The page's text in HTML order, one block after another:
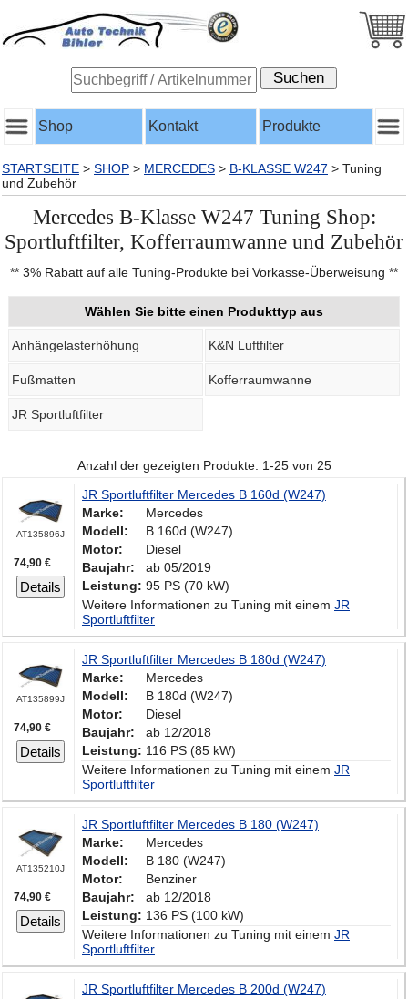
Shop Kontakt Produkte
STARTSEITE > SHOP > MERCEDES > B-KLASSE W247 > Tuning
und Zubehör
Mercedes B-Klasse W247 Tuning Shop:
Sportluftfilter, Kofferraumwanne und Zubehör
** 3% Rabatt auf alle Tuning-Produkte bei Vorkasse-Überweisung **
Wählen Sie bitte einen Produkttyp aus
Anhängelasterhöhung K&N Luftfilter
Fußmatten Kofferraumwanne
JR Sportluftfilter
Anzahl der gezeigten Produkte: 1-25 von 25
AT135896J
74,90 €
Details
JR Sportluftfilter Mercedes B 160d (W247)
Marke:
Mercedes
Modell:
B 160d (W247)
Motor:
Diesel
Baujahr:
ab 05/2019
Leistung: 95 PS (70 kW)
Weitere Informationen zu Tuning mit einem JR
Sportluftfilter
AT135899J
74,90 €
Details
JR Sportluftfilter Mercedes B 180d (W247)
Marke:
Mercedes
Modell:
B 180d (W247)
Motor:
Diesel
Baujahr:
ab 12/2018
Leistung: 116 PS (85 kW)
Weitere Informationen zu Tuning mit einem JR
Sportluftfilter
AT135210J
74,90 €
Details
JR Sportluftfilter Mercedes B 180 (W247)
Marke:
Mercedes
Modell:
B 180 (W247)
Motor:
Benziner
Baujahr:
ab 12/2018
Leistung: 136 PS (100 kW)
Weitere Informationen zu Tuning mit einem JR
Sportluftfilter
JR Sportluftfilter Mercedes B 200d (W247)